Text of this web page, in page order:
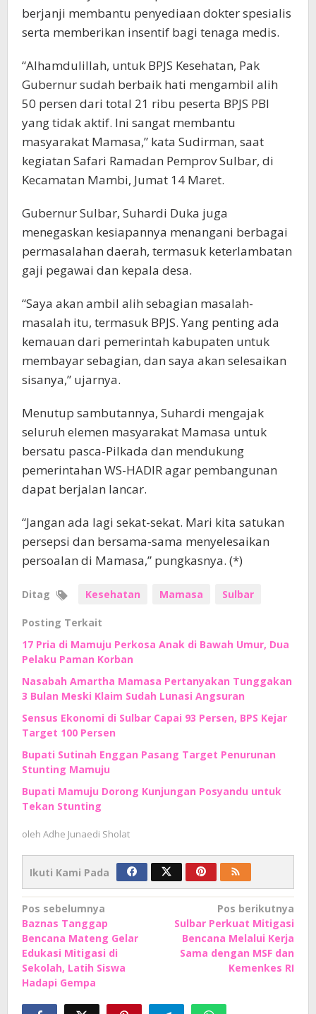
berjanji membantu penyediaan dokter spesialis
serta memberikan insentif bagi tenaga medis.
“Alhamdulillah, untuk BPJS Kesehatan, Pak
Gubernur sudah berbaik hati mengambil alih
50 persen dari total 21 ribu peserta BPJS PBI
yang tidak aktif. Ini sangat membantu
masyarakat Mamasa,” kata Sudirman, saat
kegiatan Safari Ramadan Pemprov Sulbar, di
Kecamatan Mambi, Jumat 14 Maret.
Gubernur Sulbar, Suhardi Duka juga
menegaskan kesiapannya menangani berbagai
permasalahan daerah, termasuk keterlambatan
gaji pegawai dan kepala desa.
“Saya akan ambil alih sebagian masalah-
masalah itu, termasuk BPJS. Yang penting ada
kemauan dari pemerintah kabupaten untuk
membayar sebagian, dan saya akan selesaikan
sisanya,” ujarnya.
Menutup sambutannya, Suhardi mengajak
seluruh elemen masyarakat Mamasa untuk
bersatu pasca-Pilkada dan mendukung
pemerintahan WS-HADIR agar pembangunan
dapat berjalan lancar.
“Jangan ada lagi sekat-sekat. Mari kita satukan
persepsi dan bersama-sama menyelesaikan
persoalan di Mamasa,” pungkasnya. (*)
Ditag Kesehatan Mamasa Sulbar
Posting Terkait
17 Pria di Mamuju Perkosa Anak di Bawah Umur, Dua
Pelaku Paman Korban
Nasabah Amartha Mamasa Pertanyakan Tunggakan
3 Bulan Meski Klaim Sudah Lunasi Angsuran
Sensus Ekonomi di Sulbar Capai 93 Persen, BPS Kejar
Target 100 Persen
Bupati Sutinah Enggan Pasang Target Penurunan
Stunting Mamuju
Bupati Mamuju Dorong Kunjungan Posyandu untuk
Tekan Stunting
oleh Adhe Junaedi Sholat
Ikuti Kami Pada
Navigasi
pos
Pos sebelumnya
Baznas Tanggap
Bencana Mateng Gelar
Edukasi Mitigasi di
Sekolah, Latih Siswa
Hadapi Gempa
Pos berikutnya
Sulbar Perkuat Mitigasi
Bencana Melalui Kerja
Sama dengan MSF dan
Kemenkes RI